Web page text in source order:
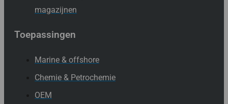
magazijnen
Toepassingen
Marine & offshore
Chemie & Petrochemie
OEM